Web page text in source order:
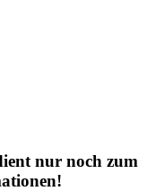
nur noch zum